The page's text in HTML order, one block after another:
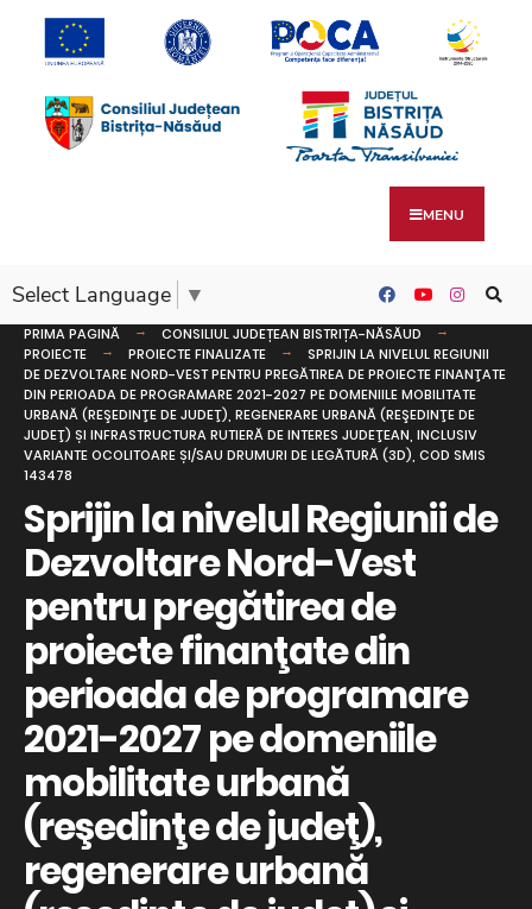
MENU
Select Language ▼
PRIMA PAGINĂ
CONSILIUL JUDEȚEAN BISTRIȚA-NĂSĂUD
PROIECTE
PROIECTE FINALIZATE
SPRIJIN LA NIVELUL REGIUNII
DE DEZVOLTARE NORD-VEST PENTRU PREGĂTIREA DE PROIECTE FINANŢATE
DIN PERIOADA DE PROGRAMARE 2021-2027 PE DOMENIILE MOBILITATE
URBANĂ (REŞEDINŢE DE JUDEŢ), REGENERARE URBANĂ (REŞEDINŢE DE
JUDEŢ) ȘI INFRASTRUCTURA RUTIERĂ DE INTERES JUDEŢEAN, INCLUSIV
VARIANTE OCOLITOARE ȘI/SAU DRUMURI DE LEGĂTURĂ (3D), COD SMIS
143478
Sprijin la nivelul Regiunii de
Dezvoltare Nord-Vest
pentru pregătirea de
proiecte finanţate din
perioada de programare
2021-2027 pe domeniile
mobilitate urbană
(reşedinţe de judeţ),
regenerare urbană